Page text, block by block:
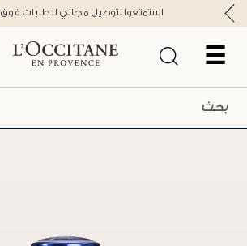
☰
استمتعوا بتوصيل مجاني للطلبات فوق 25 د.ك